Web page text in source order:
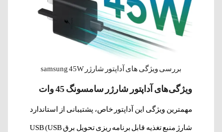
بررسی ویژگی های آداپتور شارژر samsung 45W
ویژگی‌های آداپتور شارژر سامسونگ 45 وات
مهمترین ویژگی این آداپتور خاص، پشتیبانی از استاندارد
شارژ منبع تغذیه قابل برنامه ریزی تحویل برق USB (USB